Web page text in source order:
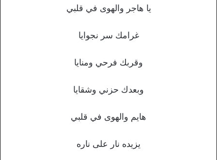
يا هاجر والهوى في قلبي
غرامك سر نجوايا
وقربك فرحي ومنايا
وبعدك حزني وشقايا
هايم والهوى في قلبي
يزيده نار على ناره